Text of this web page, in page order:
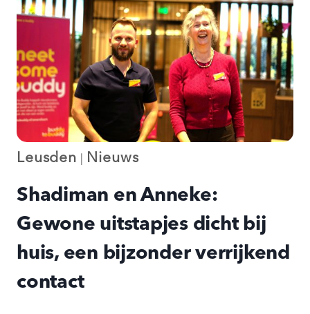
Leusden Nieuws
Shadiman en Anneke:
Gewone uitstapjes dicht bij
huis, een bijzonder verrijkend
contact